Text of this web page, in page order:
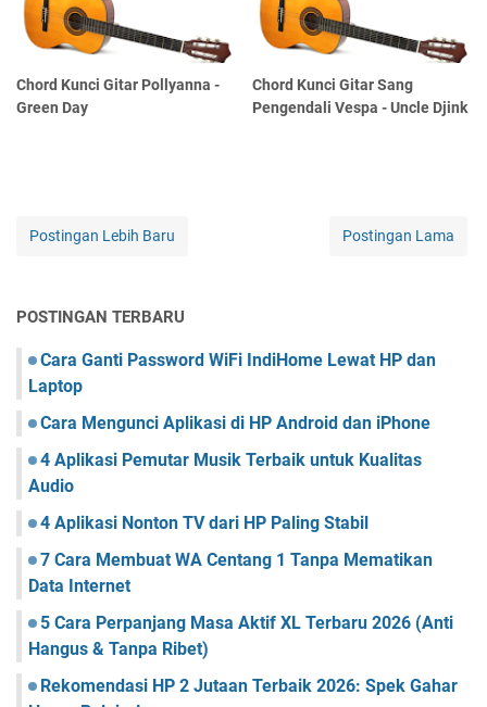
Chord Kunci Gitar Pollyanna -
Green Day
Chord Kunci Gitar Sang
Pengendali Vespa - Uncle Djink
Postingan Lebih Baru Postingan Lama
POSTINGAN TERBARU
Cara Ganti Password WiFi IndiHome Lewat HP dan
Laptop
Cara Mengunci Aplikasi di HP Android dan iPhone
4 Aplikasi Pemutar Musik Terbaik untuk Kualitas
Audio
4 Aplikasi Nonton TV dari HP Paling Stabil
7 Cara Membuat WA Centang 1 Tanpa Mematikan
Data Internet
5 Cara Perpanjang Masa Aktif XL Terbaru 2026 (Anti
Hangus & Tanpa Ribet)
Rekomendasi HP 2 Jutaan Terbaik 2026: Spek Gahar